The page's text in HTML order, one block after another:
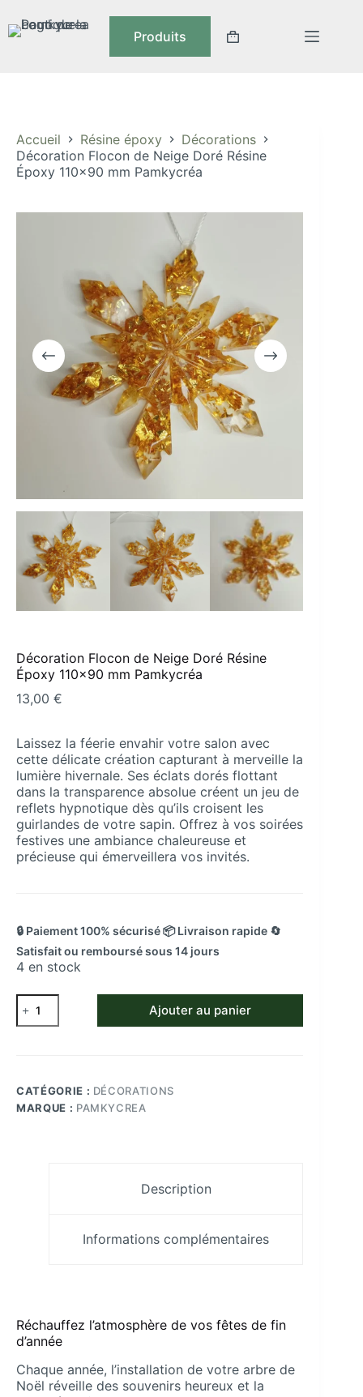
au
contenu
Produits
Panier
Accueil Résine époxy
Décorations
Décoration Flocon de Neige Doré Résine
Époxy 110×90 mm Pamkycréa
Décoration Flocon de Neige Doré Résine
Époxy 110×90 mm Pamkycréa
13,00 €
Laissez la féerie envahir votre salon avec
cette délicate création capturant à merveille la
lumière hivernale. Ses éclats dorés flottant
dans la transparence absolue créent un jeu de
reflets hypnotique dès qu’ils croisent les
guirlandes de votre sapin. Offrez à vos soirées
festives une ambiance chaleureuse et
précieuse qui émerveillera vos invités.
🔒 Paiement 100% sécurisé 📦 Livraison rapide 🔄
Satisfait ou remboursé sous 14 jours
4 en stock
quantité
de
Décoration
Doré
Résine
Ajouter au panier
CATÉGORIE : DÉCORATIONS
MARQUE : PAMKYCREA
Description
Informations complémentaires
Réchauffez l’atmosphère de vos fêtes de fin
d’année
Chaque année, l’installation de votre arbre de
Noël réveille des souvenirs heureux et la